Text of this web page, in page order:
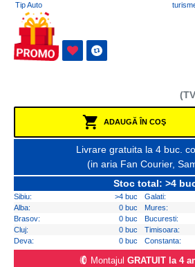
Tip Auto
ADAUGĂ ÎN COŞ
Livrare gratuita la 4 buc.
(in aria Fan Courier,
Stoc total: >4
Sibiu: >4 buc Galati:
Alba:
0 buc Mures:
Brasov:
0 buc Bucuresti:
Cluj:
0 buc Timisoara:
Deva:
0 buc Constanta:
Montajul GRATUIT la 4